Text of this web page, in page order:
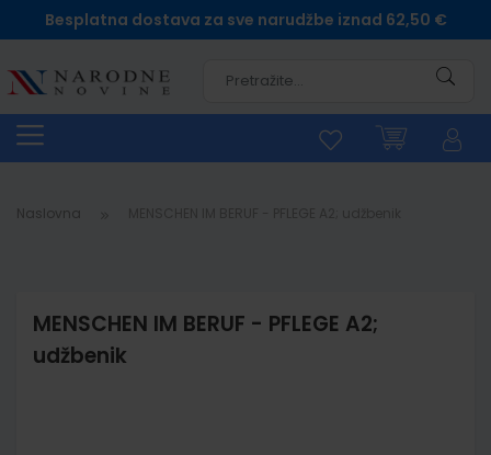
Besplatna dostava za sve narudžbe iznad 62,50 €
Naslovna
MENSCHEN IM BERUF - PFLEGE A2;
udžbenik